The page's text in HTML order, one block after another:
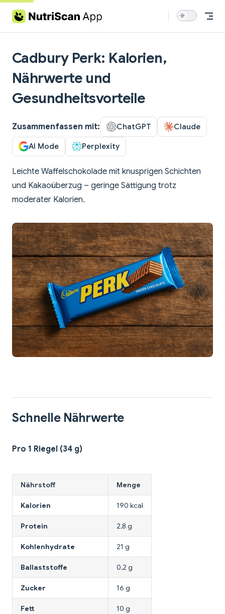
Skip to content
Cadbury Perk: Kalorien,
Nährwerte und
Gesundheitsvorteile
Zusammenfassen mit: ChatGPT Claude
AI Mode Perplexity
Leichte Waffelschokolade mit knusprigen Schichten
und Kakaoüberzug – geringe Sättigung trotz
moderater Kalorien.
Schnelle Nährwerte
Pro 1 Riegel (34 g)
Nährstoff Menge
Kalorien 190 kcal
Protein 2,8 g
Kohlenhydrate 21 g
Ballaststoffe 0,2 g
Zucker 16 g
Fett 10 g